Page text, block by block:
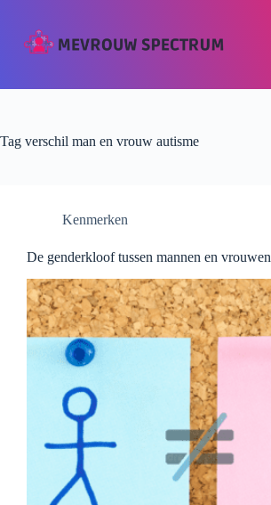
Tag verschil man en vrouw autisme
Kenmerken
De genderkloof tussen mannen en vrouwen